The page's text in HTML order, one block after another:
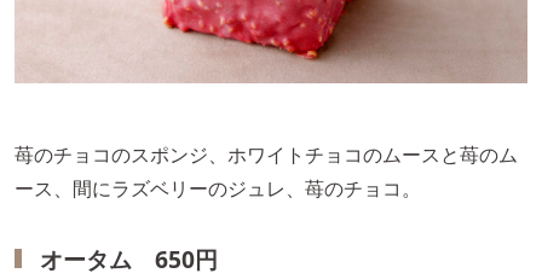
苺のチョコのスポンジ、ホワイトチョコのムースと苺のム
ース、間にラズベリーのジュレ、苺のチョコ。
オータム 650円